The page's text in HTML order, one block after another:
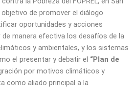
de promover el diálogo
oportunidades y acciones
de manera efectiva los desafíos de la
y ambientales, y los sistemas
el presentar y debatir el “Plan de
por motivos climáticos y
como aliado principal a la